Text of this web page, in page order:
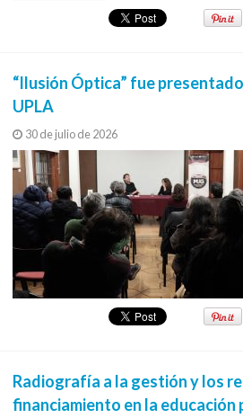
“Ilusión Óptica” fue
UPLA
30 de julio de 2026
Radiografía a la gestión y los
financiamiento en la educación